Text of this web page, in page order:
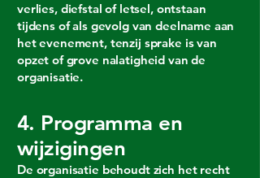
verlies, diefstal of letsel, ontstaan
tijdens of als gevolg van deelname aan
het evenement, tenzij sprake is van
opzet of grove nalatigheid van de
organisatie.
4. Programma en
wijzigingen
De organisatie behoudt zich het recht